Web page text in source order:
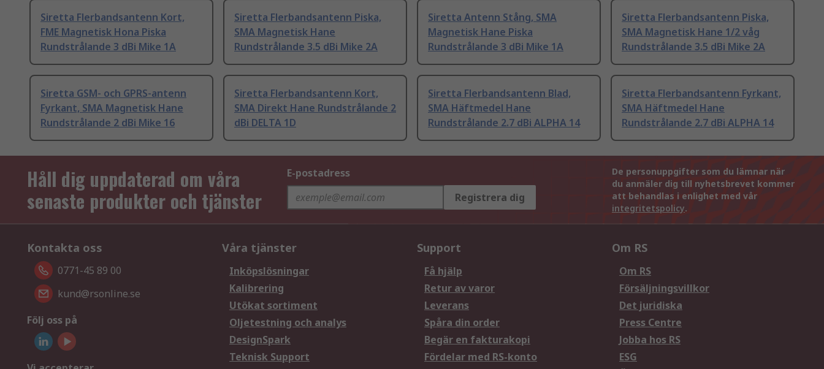
Siretta Flerbandsantenn Kort,
FME Magnetisk Hona Piska
Rundstrålande 3 dBi Mike 1A
Siretta Flerbandsantenn Piska,
SMA Magnetisk Hane
Rundstrålande 3.5 dBi Mike 2A
Siretta Antenn Stång, SMA
Magnetisk Hane Piska
Rundstrålande 3 dBi Mike 1A
Siretta Flerbandsantenn Piska,
SMA Magnetisk Hane 1/2 våg
Rundstrålande 3.5 dBi Mike 2A
Siretta GSM- och GPRS-antenn
Fyrkant, SMA Magnetisk Hane
Rundstrålande 2 dBi Mike 16
Siretta Flerbandsantenn Kort,
SMA Direkt Hane Rundstrålande 2
dBi DELTA 1D
Siretta Flerbandsantenn Blad,
SMA Häftmedel Hane
Rundstrålande 2.7 dBi ALPHA 14
Siretta Flerbandsantenn Fyrkant,
SMA Häftmedel Hane
Rundstrålande 2.7 dBi ALPHA 14
Håll dig uppdaterad om våra
senaste produkter och tjänster
E-postadress
Registrera dig
De personuppgifter som du lämnar när
du anmäler dig till nyhetsbrevet kommer
att behandlas i enlighet med vår
integritetspolicy.
Kontakta oss
0771-45 89 00
kund@rsonline.se
Följ oss på
Våra tjänster
Inköpslösningar
Kalibrering
Utökat sortiment
Oljetestning och analys
DesignSpark
Teknisk Support
Support
Få hjälp
Retur av varor
Leverans
Spåra din order
Begär en fakturakopi
Fördelar med RS-konto
Om RS
Om RS
Försäljningsvillkor
Det juridiska
Press Centre
Jobba hos RS
ESG